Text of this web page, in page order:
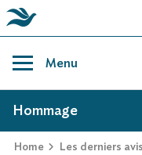
content
Menu
AVIS DE
Home Les derniers
Hommage